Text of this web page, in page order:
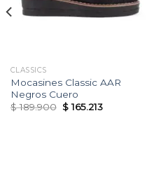
CLASSICS
Mocasines Classic AAR
Negros Cuero
$189.900 Original
price
$165.213Current